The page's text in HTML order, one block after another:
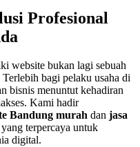
Profesional
website bukan lagi sebuah
bagi pelaku usaha di
bisnis menuntut kehadiran
Kami hadir
Bandung murah dan jasa
yang terpercaya untuk
digital.